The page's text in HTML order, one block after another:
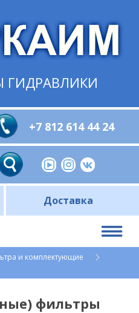
ГИДРАВЛИКИ
+7 812 614 44 24
Доставка
и комплектующие
фильтры